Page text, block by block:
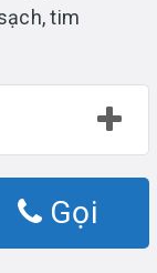
tim
Gọi